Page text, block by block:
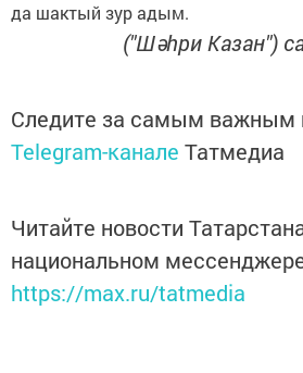
да шактый зур адым.
("Шәһри Казан")
Следите за самым важным
Telegram-канале Татмедиа
Читайте новости
национальном
https://max.ru/tatmedia